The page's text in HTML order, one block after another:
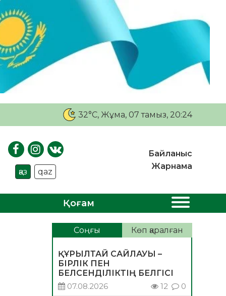
32°C, Жұма, 07 тамыз, 20:24
қаз qaz
Байланыс
Жарнама
Қоғам
Соңғы Көп қаралған
ҚҰРЫЛТАЙ САЙЛАУЫ –
БІРЛІК ПЕН
БЕЛСЕНДІЛІКТІҢ БЕЛГІСІ
07.08.2026
12 0